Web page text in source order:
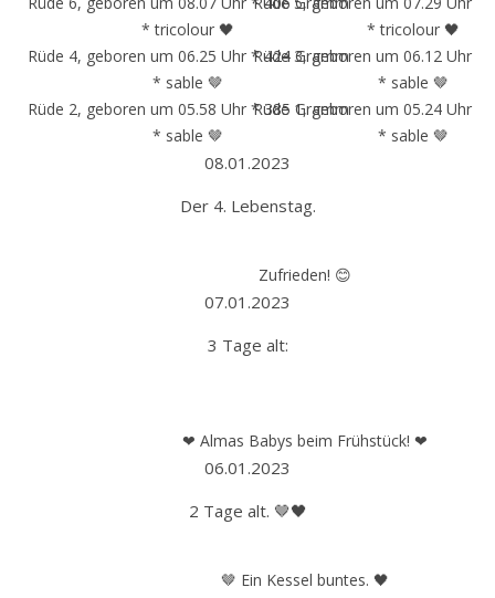
* tricolour 🖤
* tricolour 🖤
Rüde 4, geboren um 06.25 Uhr * 424 Gramm
* sable 🤎
Rüde 3, geboren um 06.12 Uhr *
* sable 🤎
Rüde 2, geboren um 05.58 Uhr * 385 Gramm
* sable 🤎
Rüde 1, geboren um 05.24 Uhr *
* sable 🤎
08.01.2023
Der 4. Lebenstag.
Zufrieden! 😊
07.01.2023
3 Tage alt:
❤ Almas Babys beim Frühstück! ❤
06.01.2023
2 Tage alt. 🤎🖤
🤎 Ein Kessel buntes. 🖤